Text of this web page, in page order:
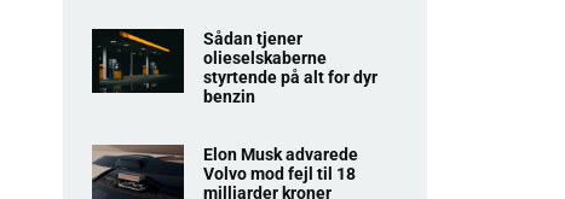
Sådan tjener
olieselskaberne
styrtende på alt for dyr
benzin
Elon Musk advarede
Volvo mod fejl til 18
milliarder kroner